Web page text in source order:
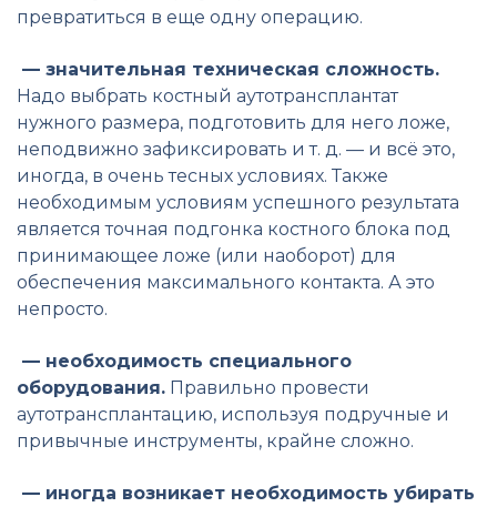
превратиться в еще одну операцию.
— значительная техническая сложность.
Надо выбрать костный аутотрансплантат
нужного размера, подготовить для него ложе,
неподвижно зафиксировать и т. д. — и всё это,
иногда, в очень тесных условиях. Также
необходимым условиям успешного результата
является точная подгонка костного блока под
принимающее ложе (или наоборот) для
обеспечения максимального контакта. А это
непросто.
— необходимость специального
оборудования. Правильно провести
аутотрансплантацию, используя подручные и
привычные инструменты, крайне сложно.
— иногда возникает необходимость убирать